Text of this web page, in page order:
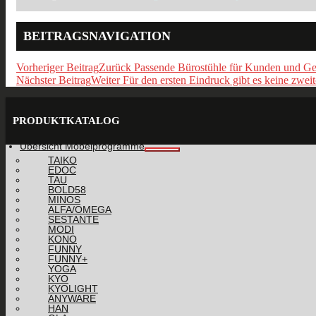
BEITRAGSNAVIGATION
Vorheriger BeitragZurück Passende Bürostühle für Kunden und
Nächster BeitragWeiter Für den ersten Eindruck gibt es keine
PRODUKTKATALOG
Übersicht Möbelprogramme
TAIKO
EDOC
TAU
BOLD58
MINOS
ALFA/OMEGA
SESTANTE
MODI
KONO
FUNNY
FUNNY+
YOGA
KYO
KYOLIGHT
ANYWARE
HAN